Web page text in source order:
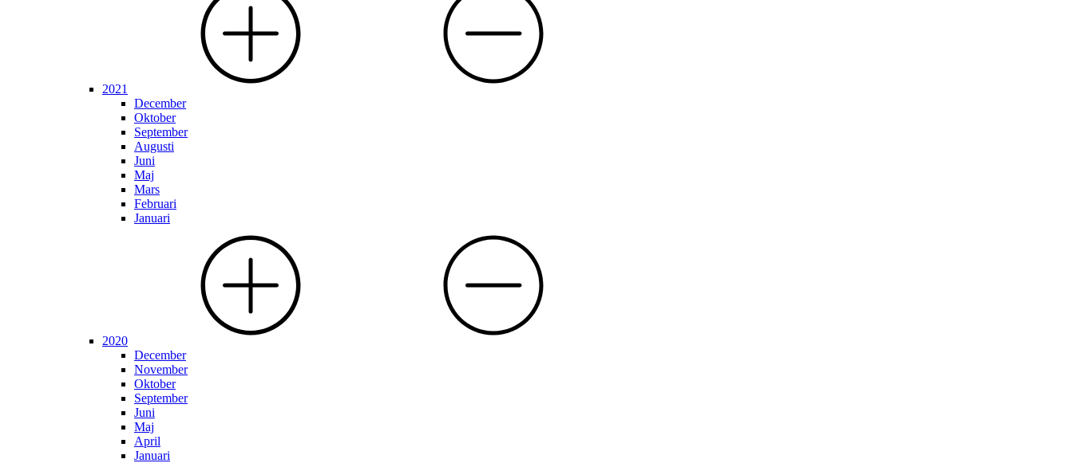
2021
December
Oktober
September
Augusti
Juni
Maj
Mars
Februari
Januari
2020
December
November
Oktober
September
Juni
Maj
April
Januari